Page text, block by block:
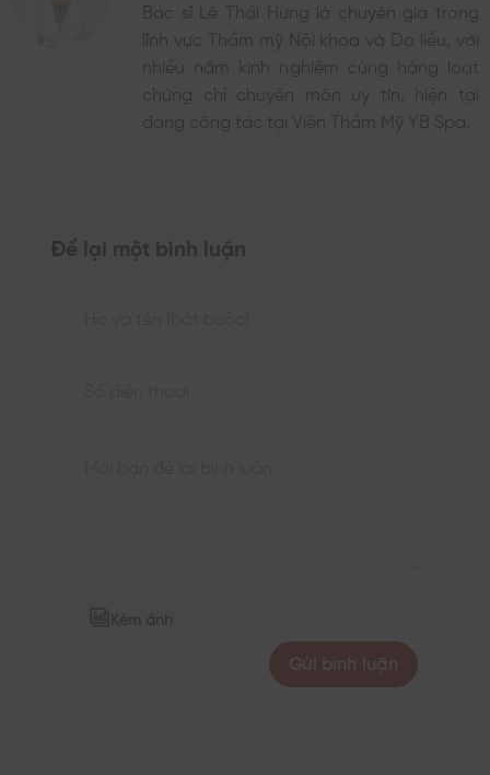
Bác sĩ Lê Thái Hưng là chuyên gia trong
lĩnh vực Thẩm mỹ Nội khoa và Da liễu, với
nhiều năm kinh nghiệm cùng hàng loạt
chứng chỉ chuyên môn uy tín, hiện tại
đang công tác tại Viện Thẩm Mỹ YB Spa.
Để lại một bình luận